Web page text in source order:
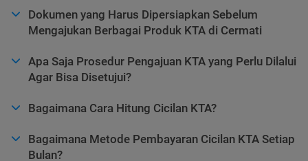
Dokumen yang Harus Dipersiapkan Sebelum
Mengajukan Berbagai Produk KTA di Cermati
Apa Saja Prosedur Pengajuan KTA yang Perlu Dilalui
Agar Bisa Disetujui?
Bagaimana Cara Hitung Cicilan KTA?
Bagaimana Metode Pembayaran Cicilan KTA Setiap
Bulan?